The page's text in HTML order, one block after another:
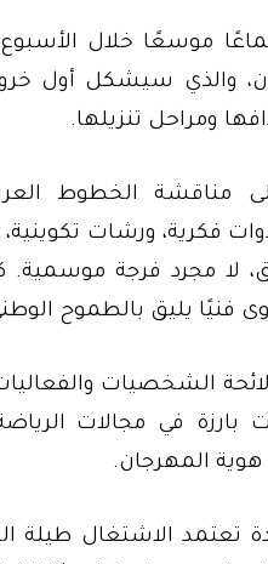
موسعًا خلال
والذي سيشكل أول
ومراحل تنزيلها.
مناقشة الخطوط
فكرية، ورشات تكوينية،
لا مجرد فرجة
فنيًا يليق بالطموح
الشخصيات
في مجالات
المهرجان.
تعتمد الاشتغال طيلة